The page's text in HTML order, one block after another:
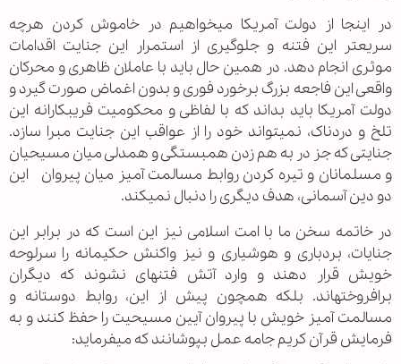
در اینجا از دولت آمریکا می‏خواهیم در خاموش کردن هرچه
سریع‏تر این فتنه و جلوگیری از استمرار این جنایت اقدامات
موثری انجام دهد. در همین حال باید با عاملان ظاهری و محرکان
واقعی این فاجعه بزرگ برخورد فوری و بدون اغماض صورت گیرد و
دولت آمریکا باید بداند که با لفاظی و محکومیت فریبکارانه این
تلخ و دردناک، نمی‏تواند خود را از عواقب این جنایت مبرا سازد.
جنایتی که جز در به هم زدن همبستگی و همدلی میان مسیحیان
و مسلمانان و تیره کردن روابط مسالمت آمیز میان پیروان این
دو دین آسمانی، هدف دیگری را دنبال نمی‏کند.
در خاتمه سخن ما با امت اسلامی نیز این است که در برابر این
جنایات، بردباری و هوشیاری و نیز واکنش حکیمانه را سرلوحه
خویش قرار دهند و وارد آتش فتنه‏ای نشوند که دیگران
برافروخته‏اند. بلکه همچون پیش از این، روابط دوستانه و
مسالمت آمیز خویش با پیروان آیین مسیحیت را حفظ کنند و به
فرمایش قرآن کریم جامه عمل بپوشانند که می‏فرماید: